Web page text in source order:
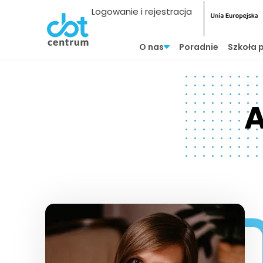
Logowanie i rejestracja
O nas Poradnie Szkoła